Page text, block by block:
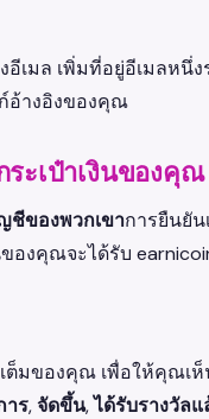
เมล เพิ่มที่อยู่อีเมลหนึ่
อ้างอิงของคุณ
ะเป๋าเงินของคุณ
ชีของพวกเขาการยืนยั
องคุณจะได้รับ
มของคุณ เพื่อให้คุณเ
าร,จัดขึ้น,ได้รับรางวัลแ